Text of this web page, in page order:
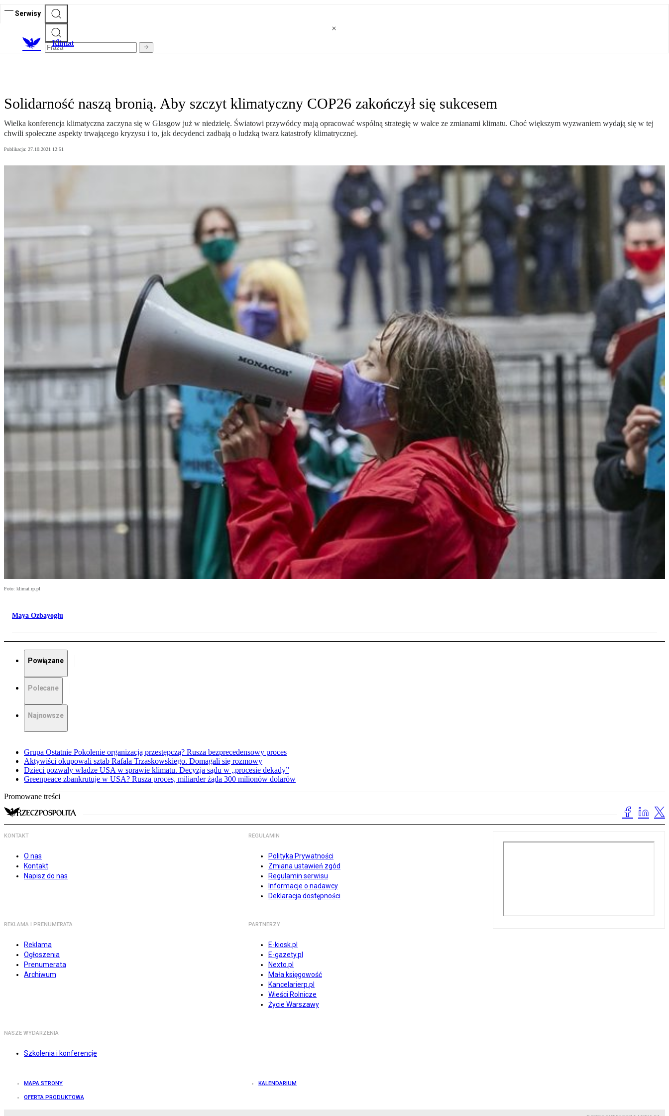
Serwisy
Klimat
Solidarność naszą bronią. Aby szczyt klimatyczny COP26 zakończył się sukcesem
Wielka konferencja klimatyczna zaczyna się w Glasgow już w niedzielę. Światowi przywódcy mają opracować wspólną strategię w walce ze zmianami klimatu. Choć większym wyzwaniem wydają się w tej
chwili społeczne aspekty trwającego kryzysu i to, jak decydenci zadbają o ludzką twarz katastrofy klimatrycznej.
Publikacja: 27.10.2021 12:51
Foto: klimat.rp.pl
Maya Ozbayoglu
Powiązane
Polecane
Najnowsze
Grupa Ostatnie Pokolenie organizacją przestępczą? Rusza bezprecedensowy proces
Aktywiści okupowali sztab Rafała Trzaskowskiego. Domagali się rozmowy
Dzieci pozwały władze USA w sprawie klimatu. Decyzja sądu w „procesie dekady”
Greenpeace zbankrutuje w USA? Rusza proces, miliarder żąda 300 milionów dolarów
Promowane treści
KONTAKT
O nas
Kontakt
Napisz do nas
REGULAMIN
Polityka Prywatności
Zmiana ustawień zgód
Regulamin serwisu
Informacje o nadawcy
Deklaracja dostępności
REKLAMA I PRENUMERATA
Reklama
Ogłoszenia
Prenumerata
Archiwum
PARTNERZY
E-kiosk.pl
E-gazety.pl
Nexto.pl
Mała księgowość
Kancelarierp.pl
Wieści Rolnicze
Życie Warszawy
NASZE WYDARZENIA
Szkolenia i konferencje
MAPA STRONY KALENDARIUM
OFERTA PRODUKTOWA